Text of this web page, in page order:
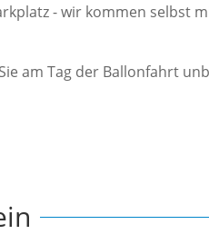
- wir kommen selbst
am Tag der Ballonfahrt